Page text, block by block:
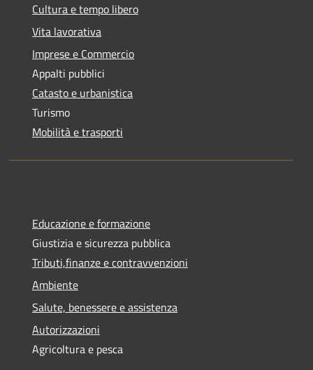
Cultura e tempo libero
Vita lavorativa
Imprese e Commercio
Appalti pubblici
Catasto e urbanistica
Turismo
Mobilità e trasporti
Educazione e formazione
Giustizia e sicurezza pubblica
Tributi,finanze e contravvenzioni
Ambiente
Salute, benessere e assistenza
Autorizzazioni
Agricoltura e pesca